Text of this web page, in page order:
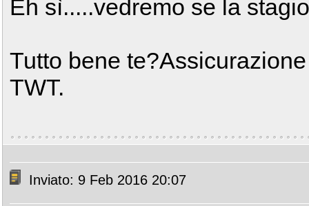
Eh sì.....vedremo se la
Tutto bene
TWT.
Inviato: 9 Feb 2016 20:07